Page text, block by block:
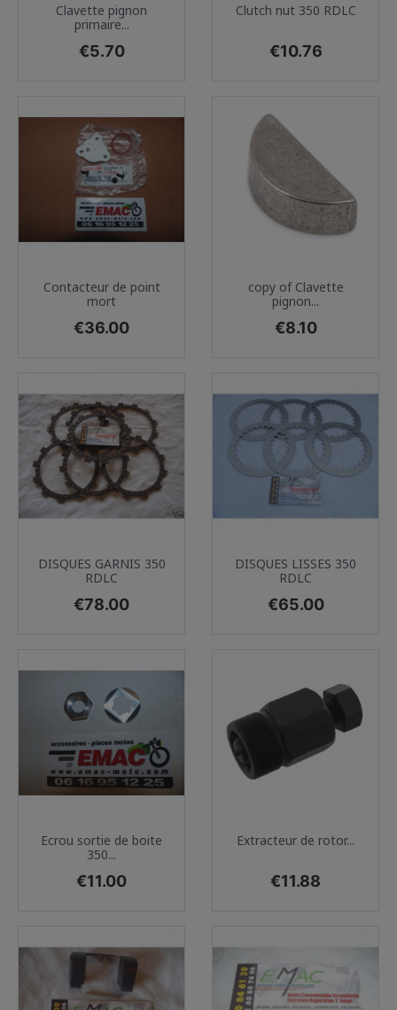
Clavette pignon
primaire...
Price
€5.70
Clutch nut 350 RDLC
Price
€10.76
Contacteur de point
mort
Price
€36.00
copy of Clavette
pignon...
Price
€8.10
DISQUES GARNIS 350
RDLC
Price
€78.00
DISQUES LISSES 350
RDLC
Price
€65.00
Ecrou sortie de boite
350...
Price
€11.00
Extracteur de rotor...
Price
€11.88